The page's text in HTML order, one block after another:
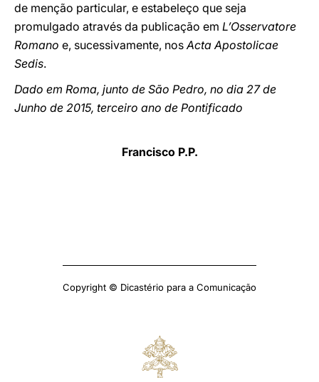
de menção particular, e estabeleço que seja
promulgado através da publicação em L’Osservatore
Romano e, sucessivamente, nosActa Apostolicae
Sedis.
Dado em Roma, junto de São Pedro, no dia 27 de
Junho de 2015, terceiro ano de Pontificado
Francisco P.P.
Copyright © Dicastério para a Comunicação